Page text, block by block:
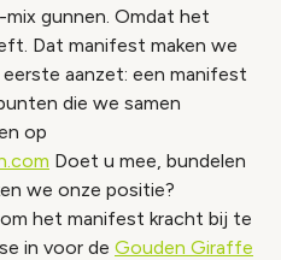
gunnen. Omdat het
Dat manifest maken we
aanzet: een manifest
die we samen
op
Doet u mee, bundelen
we onze positie?
het manifest kracht bij te
in voor de Gouden Giraffe